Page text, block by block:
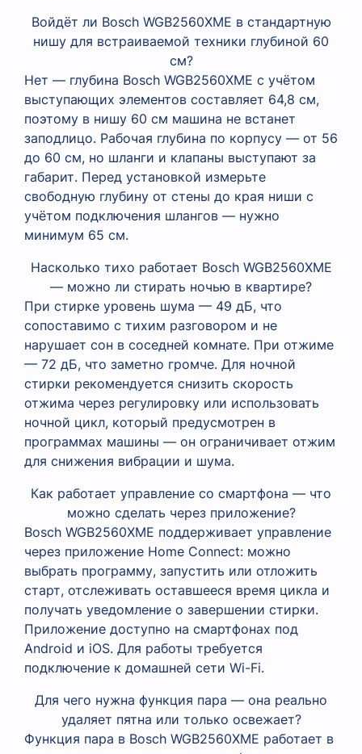
Войдёт ли Bosch WGB2560XME в стандартную
нишу для встраиваемой техники глубиной 60
см?
Нет — глубина Bosch WGB2560XME с учётом
выступающих элементов составляет 64,8 см,
поэтому в нишу 60 см машина не встанет
заподлицо. Рабочая глубина по корпусу — от 56
до 60 см, но шланги и клапаны выступают за
габарит. Перед установкой измерьте
свободную глубину от стены до края ниши с
учётом подключения шлангов — нужно
минимум 65 см.
Насколько тихо работает Bosch WGB2560XME
— можно ли стирать ночью в квартире?
При стирке уровень шума — 49 дБ, что
сопоставимо с тихим разговором и не
нарушает сон в соседней комнате. При отжиме
— 72 дБ, что заметно громче. Для ночной
стирки рекомендуется снизить скорость
отжима через регулировку или использовать
ночной цикл, который предусмотрен в
программах машины — он ограничивает отжим
для снижения вибрации и шума.
Как работает управление со смартфона — что
можно сделать через приложение?
Bosch WGB2560XME поддерживает управление
через приложение Home Connect: можно
выбрать программу, запустить или отложить
старт, отслеживать оставшееся время цикла и
получать уведомление о завершении стирки.
Приложение доступно на смартфонах под
Android и iOS. Для работы требуется
подключение к домашней сети Wi-Fi.
Для чего нужна функция пара — она реально
удаляет пятна или только освежает?
Функция пара в Bosch WGB2560XME работает в